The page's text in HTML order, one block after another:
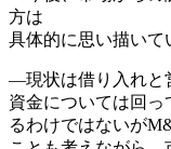
方は
具体的に思い描いて
―現状は借り入れと
資金については回
るわけではないが